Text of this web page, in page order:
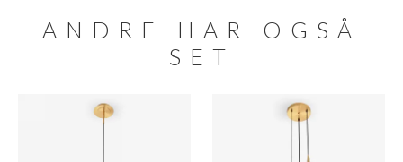
ANDRE HAR OGSÅ
SET